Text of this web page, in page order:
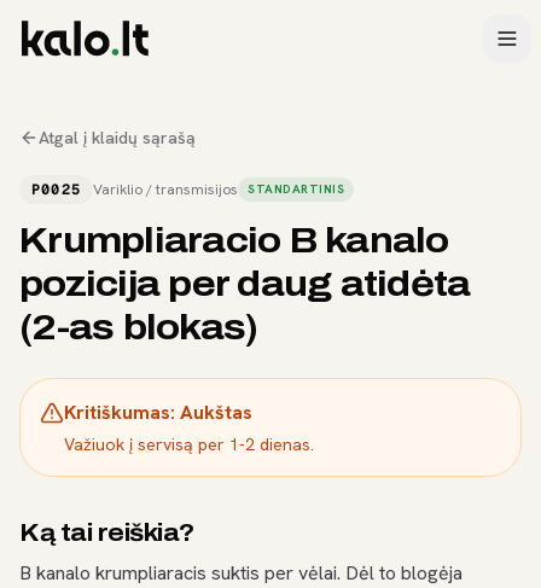
Atgal į klaidų sąrašą
P0025 Variklio / transmisijos STANDARTINIS
Krumpliaracio B kanalo
pozicija per daug atidėta
(2-as blokas)
Kritiškumas: Aukštas
Važiuok į servisą per 1-2 dienas.
Ką tai reiškia?
B kanalo krumpliaracis suktis per vėlai. Dėl to blogėja